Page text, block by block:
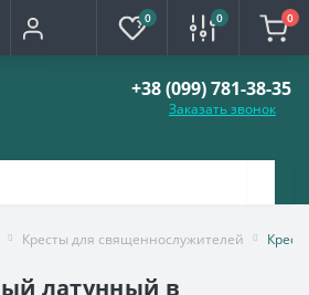
0 0 0
+38 (099) 781-38-35
Заказать звонок
Кресты для священнослужителей
латунный в